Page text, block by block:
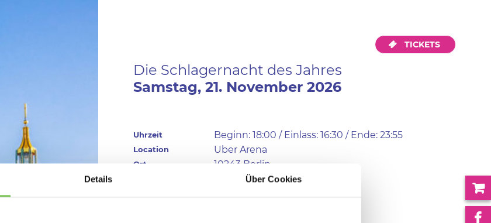
Details Über Cookies
Die Schlagernacht des Jahres
Samstag, 21. November 2026
TICKETS
Uhrzeit Beginn: 18:00 / Einlass: 16:30 / Ende: 23:55
Location Uber Arena
Ort 10243 Berlin
Anfahrt Website